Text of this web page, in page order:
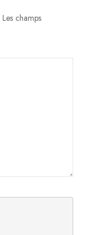
Les champs